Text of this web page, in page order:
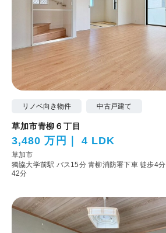
リノベ向き物件 中古戸建て
草加市青柳６丁目
3,480 万円 4 LDK
草加市
獨協大学前駅 バス15分 青柳消防署下車 徒歩4分
42分